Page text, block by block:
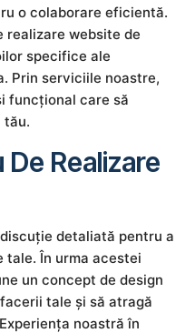
o colaborare eficientă.
realizare website de
specifice ale
Prin serviciile noastre,
funcțional care să
tău.
Realizare
detaliată pentru a
În urma acestei
un concept de design
tale și să atragă
noastră în